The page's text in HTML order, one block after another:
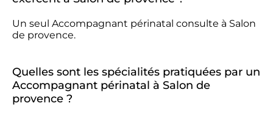
Un seul Accompagnant périnatal consulte à Salon
de provence.
Quelles sont les spécialités pratiquées par un
Accompagnant périnatal à Salon de
provence ?